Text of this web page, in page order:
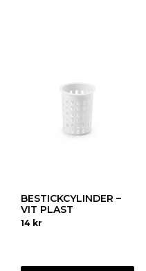
BESTICKCYLINDER –
VIT PLAST
14 kr